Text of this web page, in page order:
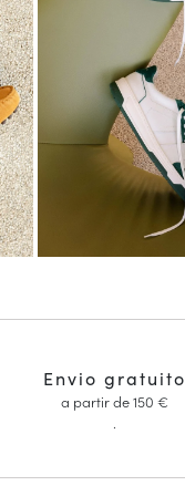
Envio gratuito
a partir de 150 €
.